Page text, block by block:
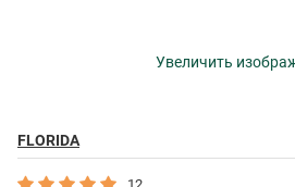
FLORIDA
Увеличить
12